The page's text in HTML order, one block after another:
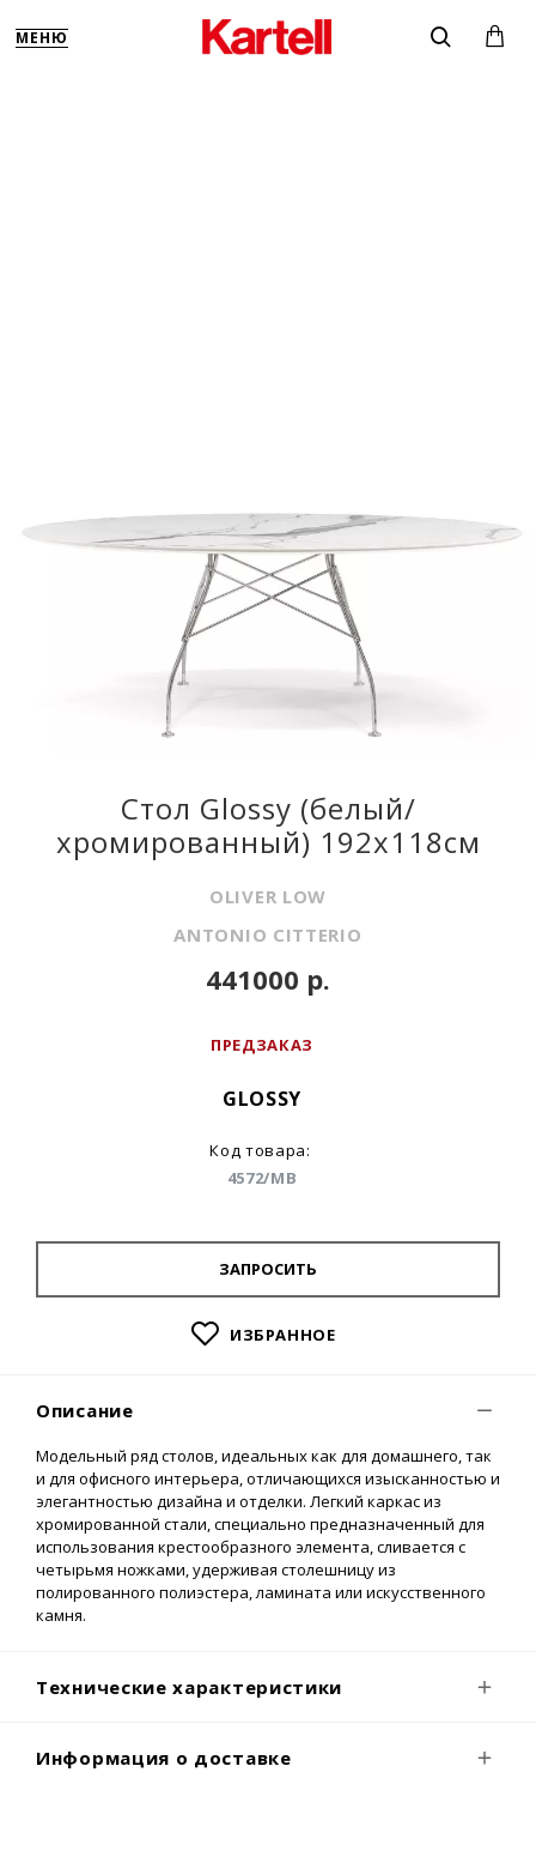
Стол Glossy (белый/
хромированный) 192x118см
OLIVER LOW
ANTONIO CITTERIO
ПРЕДЗАКАЗ
GLOSSY
Код товара:
4572/MB
441000 р.
ЗАПРОСИТЬ
ИЗБРАННОЕ
Описание
Модельный ряд столов, идеальных как для домашнего, так
и для офисного интерьера, отличающихся изысканностью и
элегантностью дизайна и отделки. Легкий каркас из
хромированной стали, специально предназначенный для
использования крестообразного элемента, сливается с
четырьмя ножками, удерживая столешницу из
полированного полиэстера, ламината или искусственного
камня.
Технические характеристики
Информация о доставке